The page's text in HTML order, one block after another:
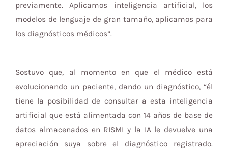
previamente. Aplicamos inteligencia artificial, los
modelos de lenguaje de gran tamaño, aplicamos para
los diagnósticos médicos”.
Sostuvo que, al momento en que el médico está
evolucionando un paciente, dando un diagnóstico, “él
tiene la posibilidad de consultar a esta inteligencia
artificial que está alimentada con 14 años de base de
datos almacenados en RISMI y la IA le devuelve una
apreciación suya sobre el diagnóstico registrado.